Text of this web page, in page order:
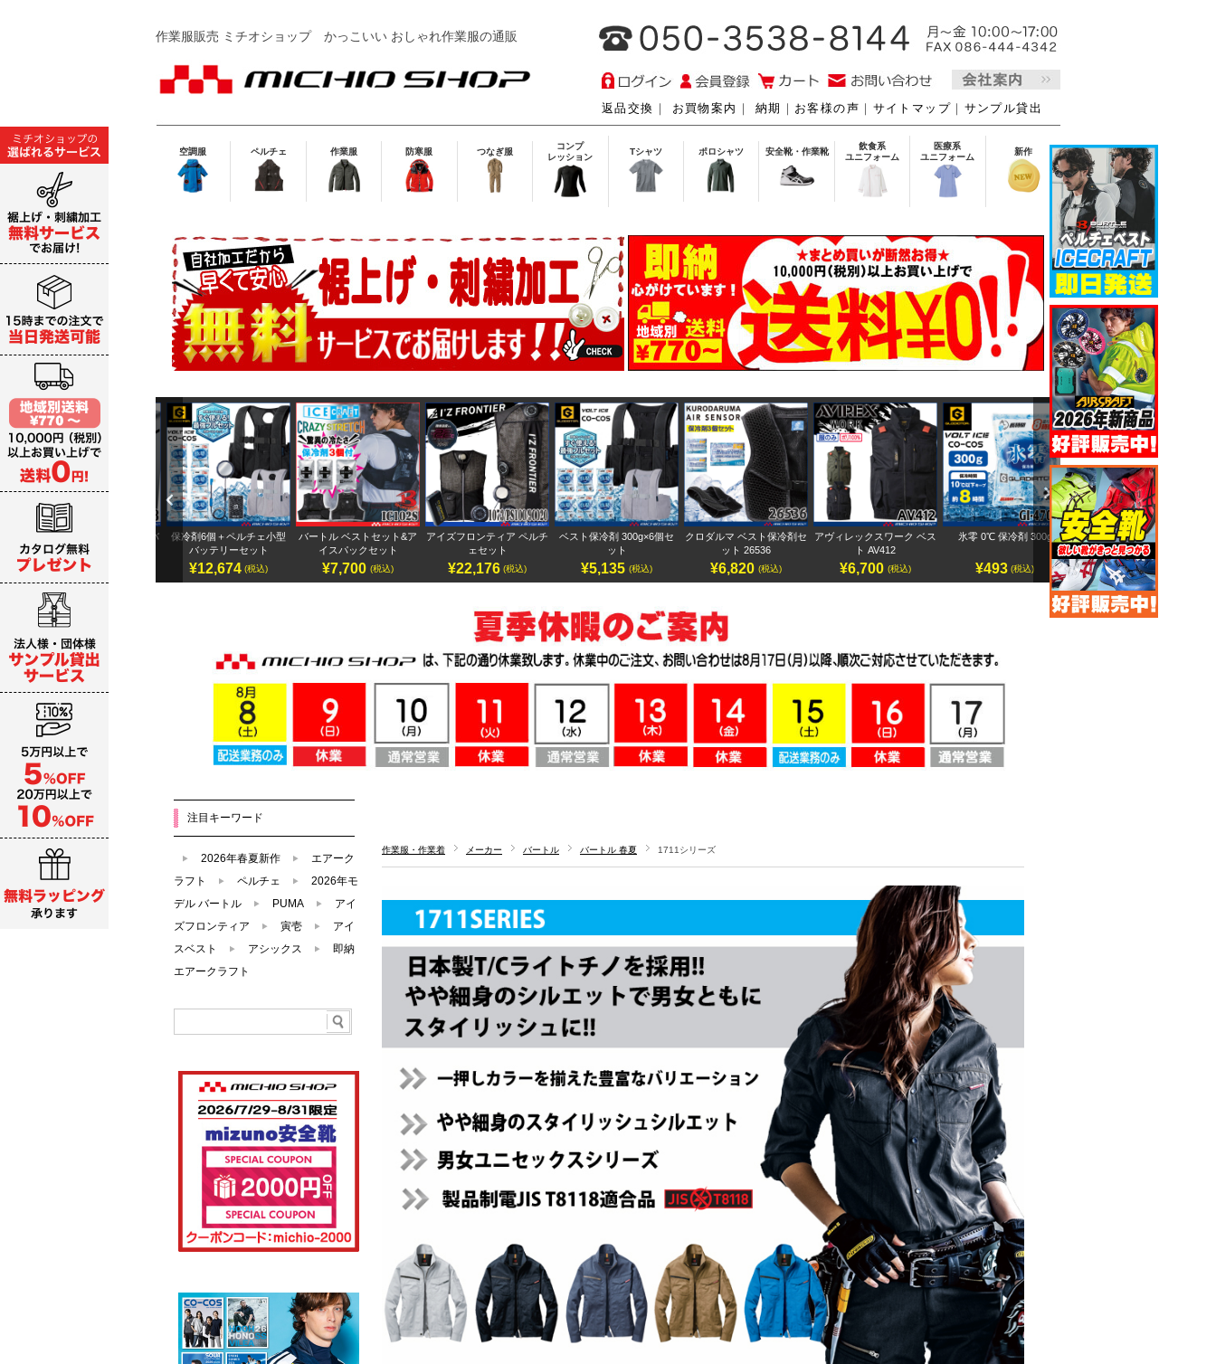
作業服販売 ミチオショップかっこいい おしゃれ作業服の通販
返品交換 ｜ お買物案内 ｜ 納期 ｜ お客様の声 ｜ サイトマップ ｜ サンプル貸出
空調服 ペルチェ 作業服 防寒服 つなぎ服
コンプ
レッション
Tシャツ ポロシャツ 安全靴・作業靴
飲食系
ユニフォーム
医療系
ユニフォーム
新作
Previ
ous
アイズフロンティア 32Vバ
ッテリーセット
¥19,987～
保冷剤6個＋ペルチェ小型
バッテリーセット
¥12,674 (税込)
バートル ベストセット&ア
イスパックセット
¥7,700 (税込)
アイズフロンティア ペルチ
ェセット
¥22,176 (税込)
ベスト保冷剤 300g×6個セ
ット
¥5,135 (税込)
クロダルマ ベスト保冷剤セ
ット 26536
¥6,820 (税込)
アヴィレックスワーク ベス
ト AV412
¥6,700 (税込)
氷零 0℃ 保冷剤 300g
¥493 (税込)
アヴィレックスワーク 半袖
ブルゾン AV413
¥7,500 (税込)
Next
作業服・作業着 メーカー バートル バートル 春夏 1711シリーズ
注目キーワード
2026年春夏新作
エアーク
ラフト
ペルチェ
2026年モ
デル バートル
PUMA
アイ
ズフロンティア
寅壱
アイ
スベスト
アシックス
即納
エアークラフト